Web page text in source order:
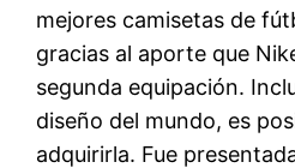
mejores camisetas de
gracias al aporte que
segunda equipación.
diseño del mundo, es
adquirirla. Fue